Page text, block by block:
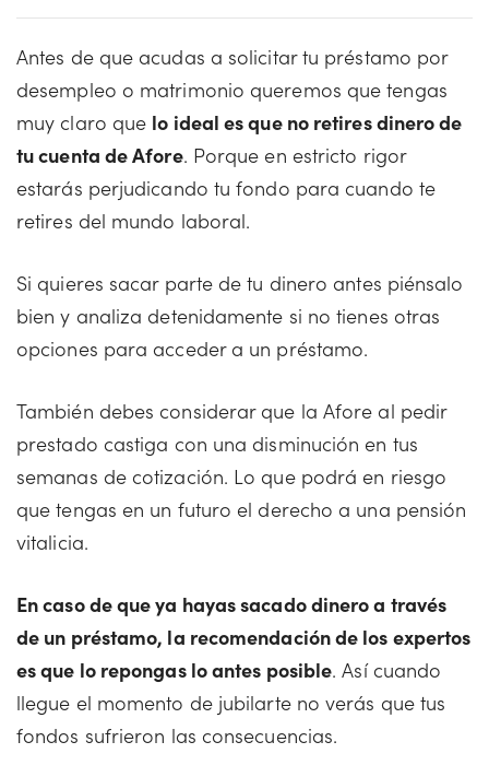
Antes de que acudas a solicitar tu préstamo por
desempleo o matrimonio queremos que tengas
muy claro que lo ideal es que no retires dinero de
tu cuenta de Afore. Porque en estricto rigor
estarás perjudicando tu fondo para cuando te
retires del mundo laboral.
Si quieres sacar parte de tu dinero antes piénsalo
bien y analiza detenidamente si no tienes otras
opciones para acceder a un préstamo.
También debes considerar que la Afore al pedir
prestado castiga con una disminución en tus
semanas de cotización. Lo que podrá en riesgo
que tengas en un futuro el derecho a una pensión
vitalicia.
En caso de que ya hayas sacado dinero a través
de un préstamo, la recomendación de los expertos
es que lo repongas lo antes posible. Así cuando
llegue el momento de jubilarte no verás que tus
fondos sufrieron las consecuencias.